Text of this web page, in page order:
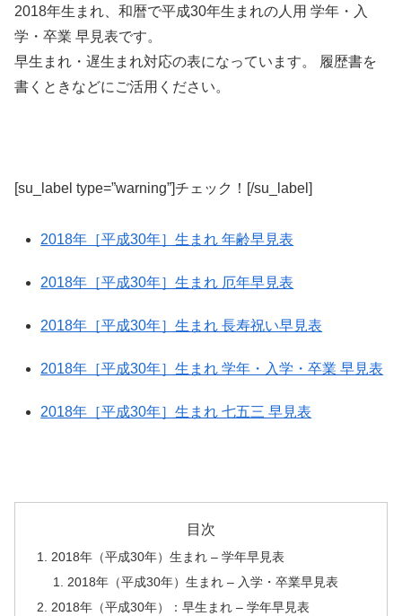
2018年生まれ、和暦で平成30年生まれの人用 学年・入
学・卒業 早見表です。
早生まれ・遅生まれ対応の表になっています。 履歴書を
書くときなどにご活用ください。
[su_label type=”warning”]チェック！[/su_label]
2018年［平成30年］生まれ 年齢早見表
2018年［平成30年］生まれ 厄年早見表
2018年［平成30年］生まれ 長寿祝い早見表
2018年［平成30年］生まれ 学年・入学・卒業 早見表
2018年［平成30年］生まれ 七五三 早見表
目次
2018年（平成30年）生まれ – 学年早見表
2018年（平成30年）生まれ – 入学・卒業早見表
2018年（平成30年）：早生まれ – 学年早見表